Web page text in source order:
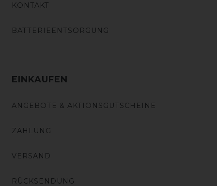
KONTAKT
BATTERIEENTSORGUNG
EINKAUFEN
ANGEBOTE & AKTIONSGUTSCHEINE
ZAHLUNG
VERSAND
RÜCKSENDUNG